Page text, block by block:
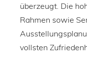
überzeugt. Die
Rahmen sowie
vollsten